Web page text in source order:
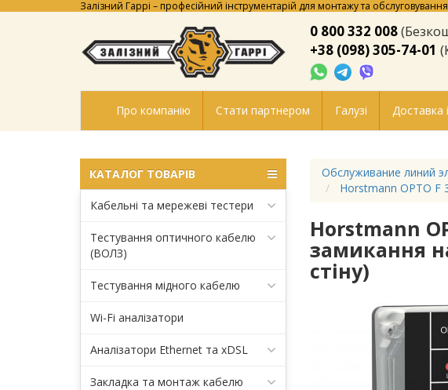
Залізний Гаррі – професійний інструментарій для монтажу та
0 800 332 008
+38 (098) 305-74-01
Про компанію Стати партнером Галузі Доставка
КАТАЛОГ ТОВАРІВ
Кабельні та мережеві тестери
Тестування оптичного кабелю
(ВОЛЗ)
Тестування мідного кабелю
Wi-Fi аналізатори
Аналізатори Ethernet та xDSL
Закладка та монтаж кабелю
Обслуживание линий
Horstmann OPTO F
Horstmann
замикання
стіну)